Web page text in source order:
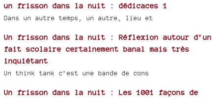
un frisson dans la nuit : dédicaces 1
Dans un autre temps, un autre, lieu et
Un frisson dans la nuit : Réflexion autour d’un
fait scolaire certainement banal mais très
inquiétant
Un think tank c’est une bande de cons
Un frisson dans la nuit : Les 1001 façons de